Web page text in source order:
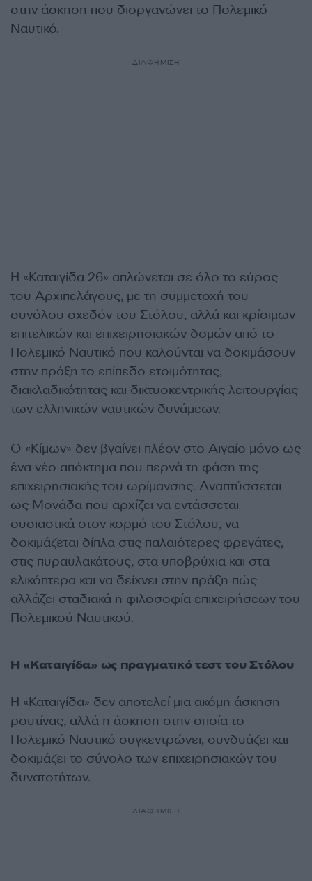
στην άσκηση που διοργανώνει το Πολεμικό
Ναυτικό.
ΔΙΑΦΗΜΙΣΗ
Η «Καταιγίδα 26» απλώνεται σε όλο το εύρος
του Αρχιπελάγους, με τη συμμετοχή του
συνόλου σχεδόν του Στόλου, αλλά και κρίσιμων
επιτελικών και επιχειρησιακών δομών από το
Πολεμικό Ναυτικό που καλούνται να δοκιμάσουν
στην πράξη το επίπεδο ετοιμότητας,
διακλαδικότητας και δικτυοκεντρικής λειτουργίας
των ελληνικών ναυτικών δυνάμεων.
Ο «Κίμων» δεν βγαίνει πλέον στο Αιγαίο μόνο ως
ένα νέο απόκτημα που περνά τη φάση της
επιχειρησιακής του ωρίμανσης. Αναπτύσσεται
ως Μονάδα που αρχίζει να εντάσσεται
ουσιαστικά στον κορμό του Στόλου, να
δοκιμάζεται δίπλα στις παλαιότερες φρεγάτες,
στις πυραυλακάτους, στα υποβρύχια και στα
ελικόπτερα και να δείχνει στην πράξη πώς
αλλάζει σταδιακά η φιλοσοφία επιχειρήσεων του
Πολεμικού Ναυτικού.
Η «Καταιγίδα» ως πραγματικό τεστ του Στόλου
Η «Καταιγίδα» δεν αποτελεί μια ακόμη άσκηση
ρουτίνας, αλλά η άσκηση στην οποία το
Πολεμικό Ναυτικό συγκεντρώνει, συνδυάζει και
δοκιμάζει το σύνολο των επιχειρησιακών του
δυνατοτήτων.
ΔΙΑΦΗΜΙΣΗ